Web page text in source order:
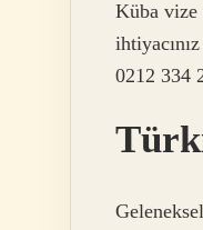
Küba vize
0212 334